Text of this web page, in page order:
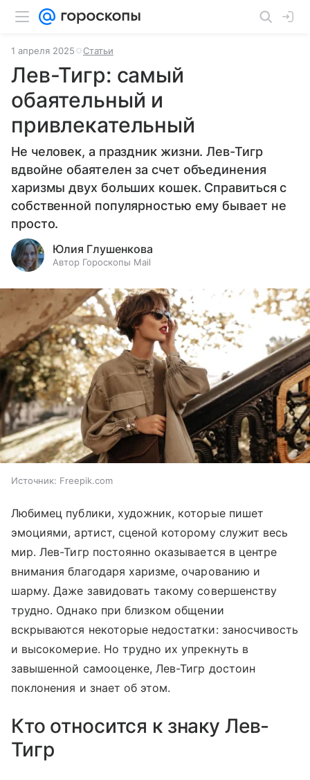
1 апреля 2025 Статьи
Лев-Тигр: самый
обаятельный и
привлекательный
Не человек, а праздник жизни. Лев-Тигр
вдвойне обаятелен за счет объединения
харизмы двух больших кошек. Справиться с
собственной популярностью ему бывает не
просто.
Юлия Глушенкова
Автор Гороскопы Mail
Источник: Freepik.com
Любимец публики, художник, которые пишет
эмоциями, артист, сценой которому служит весь
мир. Лев-Тигр постоянно оказывается в центре
внимания благодаря харизме, очарованию и
шарму. Даже завидовать такому совершенству
трудно. Однако при близком общении
вскрываются некоторые недостатки: заносчивость
и высокомерие. Но трудно их упрекнуть в
завышенной самооценке, Лев-Тигр достоин
поклонения и знает об этом.
Кто относится к знаку Лев-
Тигр